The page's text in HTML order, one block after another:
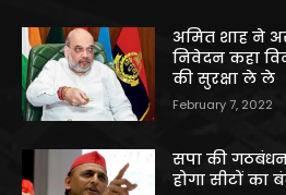
अमित शाह ने
निवेदन कहा
की सुरक्षा ले ले
February 7, 2022
सपा की
होगा सीटों का